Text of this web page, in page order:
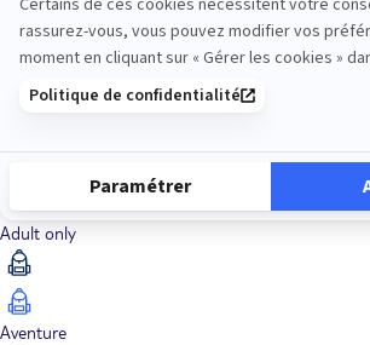
Océan Indien
Nos thématiques
Adult only
Aventure